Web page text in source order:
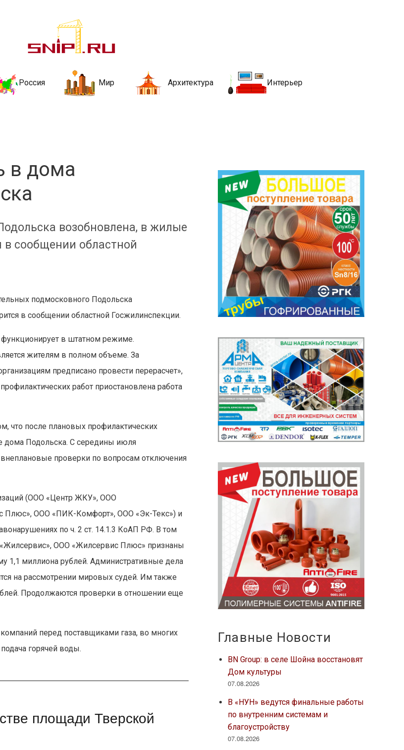
и недвижимости
стройкой рубрики
Россия Мир Архитектура Интерьер
в дома
возобновлена, в жилые
в сообщении областной
подмосковного Подольска
в сообщении областной Госжилинспекции.
в штатном режиме.
жителям в полном объеме. За
предписано провести перерасчет»,
работ приостановлена работа
что после плановых профилактических
дома Подольска. С середины июля
проверки по вопросам отключения
(ООО «Центр ЖКУ», ООО
Плюс», ООО «ПИК-Комфорт», ООО «Эк-Текс») и
по ч. 2 ст. 14.1.3 КоАП РФ. В том
ООО «Жилсервис Плюс» признаны
миллиона рублей. Административные дела
на рассмотрении мировых судей. Им также
Продолжаются проверки в отношении еще
перед поставщиками газа, во многих
горячей воды.
площади Тверской
Главные Новости
BN Group: в селе Шойна восстановят
Дом культуры
07.08.2026
В «НУН» ведутся финальные работы
по внутренним системам и
благоустройству
07.08.2026